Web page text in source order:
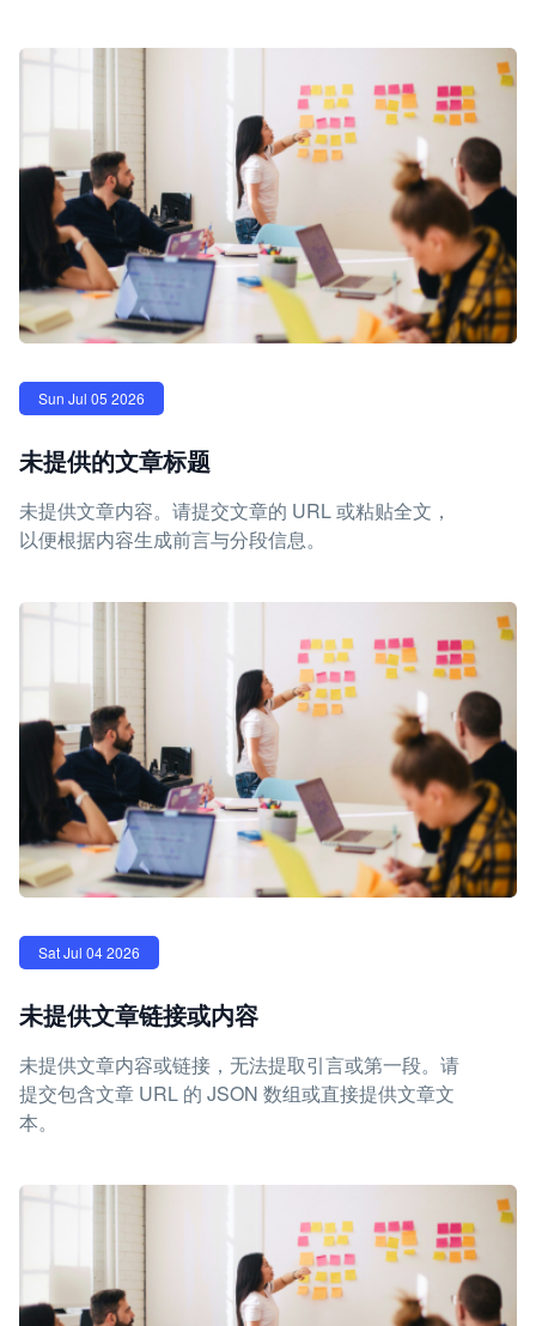
Sun Jul 05 2026
未提供的文章标题
未提供文章内容。请提交文章的 URL 或粘贴全文，
以便根据内容生成前言与分段信息。
Sat Jul 04 2026
未提供文章链接或内容
未提供文章内容或链接，无法提取引言或第一段。请
提交包含文章 URL 的 JSON 数组或直接提供文章文
本。